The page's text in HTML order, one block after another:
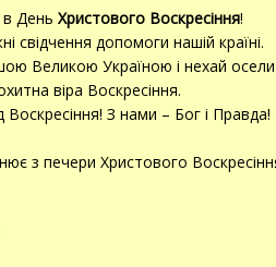
День Христового Воскресіння!
свідчення допомоги нашій країні.
Великою Україною і нехай
віра Воскресіння.
З нами – Бог і Правда!
з печери Христового